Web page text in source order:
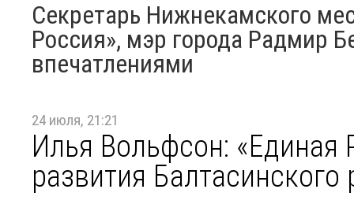
Секретарь Нижнекамского
Россия», мэр города Радмир
впечатлениями
24 июля, 21:21
Илья Вольфсон: «Единая
развития Балтасинского